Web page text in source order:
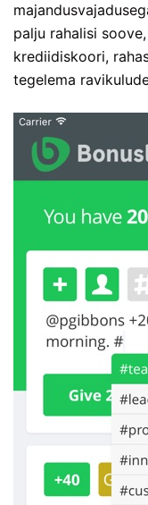
palju rahalisi
krediidiskoori,
tegelema